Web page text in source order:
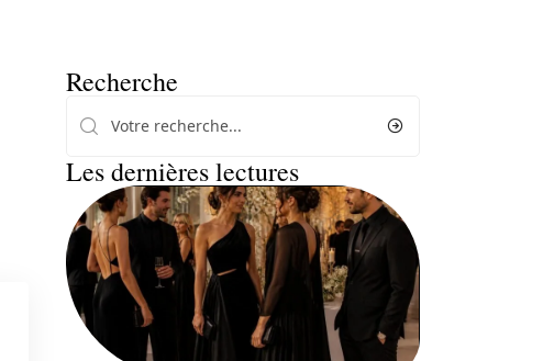
Recherche
Les dernières lectures